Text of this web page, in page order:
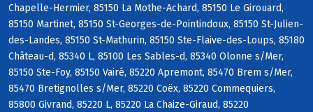
Chapelle-Hermier, 85150 La Mothe-Achard, 85150 Le Girouard,
85150 Martinet, 85150 St-Georges-de-Pointindoux, 85150 St-Julien-
des-Landes, 85150 St-Mathurin, 85150 Ste-Flaive-des-Loups, 85180
Château-d, 85340 L, 85100 Les Sables-d, 85340 Olonne s/Mer,
85150 Ste-Foy, 85150 Vairé, 85220 Apremont, 85470 Brem s/Mer,
85470 Bretignolles s/Mer, 85220 Coëx, 85220 Commequiers,
85800 Givrand, 85220 L, 85220 La Chaize-Giraud, 85220